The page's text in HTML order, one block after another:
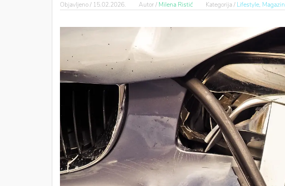
Objavljeno / 15.02.2026. Autor / Milena Ristić Kategorija / Lifestyle, Magazin